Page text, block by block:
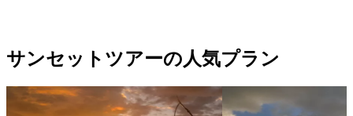
サンセットツアーの人気プラン